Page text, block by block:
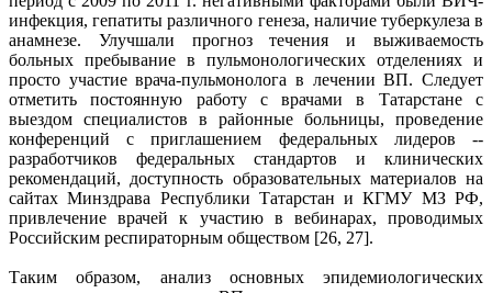
инфекция, гепатиты различного генеза, наличие туберкулеза в
анамнезе. Улучшали прогноз течения и выживаемость
больных пребывание в пульмонологических отделениях и
просто участие врача-пульмонолога в лечении ВП. Следует
отметить постоянную работу с врачами в Татарстане с
выездом специалистов в районные больницы, проведение
конференций с приглашением федеральных лидеров --
разработчиков федеральных стандартов и клинических
рекомендаций, доступность образовательных материалов на
сайтах Минздрава Республики Татарстан и КГМУ МЗ РФ,
привлечение врачей к участию в вебинарах, проводимых
Российским респираторным обществом [26, 27].
Таким образом, анализ основных эпидемиологических